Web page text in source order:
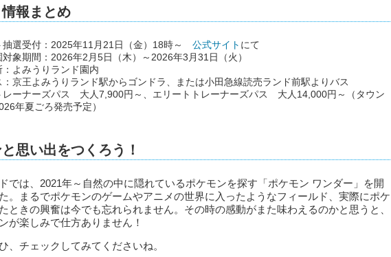
報まとめ
抽選受付：2025年11月21日（金）18時～ 公式サイト にて
象期間：2026年2月5日（木）～2026年3月31日（火）
：よみうりランド園内
：京王よみうりランド駅からゴンドラ、または小田急線読売ランド前駅よりバス
レーナーズパス 大人7,900円～、エリートトレーナーズパス 大人14,000円～（タウン
年夏ごろ発売予定）
思い出をつくろう！
では、2021年～自然の中に隠れているポケモンを探す「ポケモン ワンダー」を開
。まるでポケモンのゲームやアニメの世界に入ったようなフィールド、実際にポケ
ときの興奮は今でも忘れられません。その時の感動がまた味わえるのかと思うと、
が楽しみで仕方ありません！
、チェックしてみてくださいね。